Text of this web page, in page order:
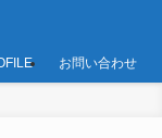
お問い合わせ